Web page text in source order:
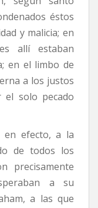
éstos
y malicia; en
allí estaban
en el limbo de
a los justos
el solo pecado
en efecto, a la
de todos los
precisamente
a su
a las que